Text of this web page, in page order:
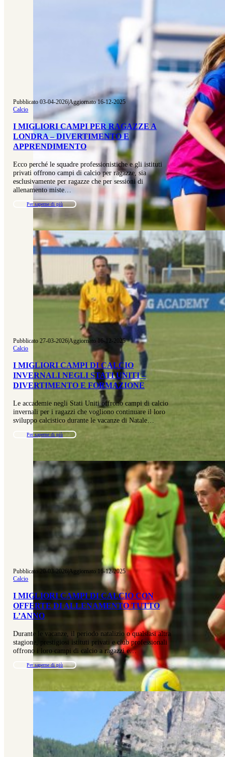
Pubblicato 03-04-2026|Aggiornato 16-12-2025
Calcio
I MIGLIORI CAMPI PER RAGAZZE A
LONDRA – DIVERTIMENTO E
APPRENDIMENTO
Ecco perché le squadre professionistiche e gli istituti
privati offrono campi di calcio per ragazze, sia
esclusivamente per ragazze che per sessioni di
allenamento miste…
Per saperne di più
Pubblicato 27-03-2026|Aggiornato 16-12-2025
Calcio
I MIGLIORI CAMPI DI CALCIO
INVERNALI NEGLI STATI UNITI –
DIVERTIMENTO E FORMAZIONE
Le accademie negli Stati Uniti offrono campi di calcio
invernali per i ragazzi che vogliono continuare il loro
sviluppo calcistico durante le vacanze di Natale…
Per saperne di più
Pubblicato 20-03-2026|Aggiornato 16-12-2025
Calcio
I MIGLIORI CAMPI DI CALCIO CON
OFFERTE DI ALLENAMENTO TUTTO
L’ANNO
Durante le vacanze, il periodo natalizio o qualsiasi altra
stagione, prestigiosi istituti privati e club professionali
offrono i loro campi di calcio a ragazzi e…
Per saperne di più